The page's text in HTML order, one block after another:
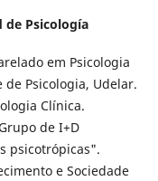
de Psicología
em Psicologia
de Psicologia, Udelar.
Clínica.
de I+D
psicotrópicas".
e Sociedade